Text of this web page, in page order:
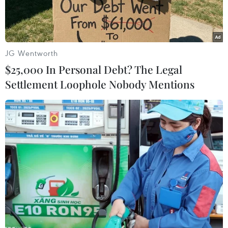
Nhằm thúc đẩy mục tiêu xây dựng Chính phủ
số, kinh tế số và xã hội số, chiều 5/6, tại Hà Nội,
Bộ Công an đã chủ trì phối hợp cùng Bộ Khoa
học và Công nghệ tổ chức Hội nghị quốc tế trao
đổi và chia sẻ kinh nghiệm về “Chiến lược Công
dân số” của Estonia.
JG Wentworth
$25,000 In Personal Debt? The Legal
Settlement Loophole Nobody Mentions